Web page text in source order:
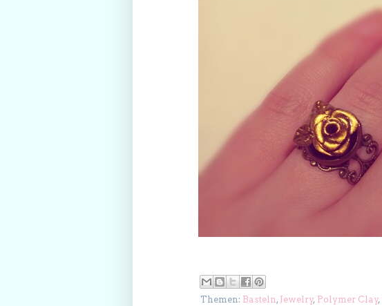
Themen: Basteln, Jewelry, Polymer Clay,